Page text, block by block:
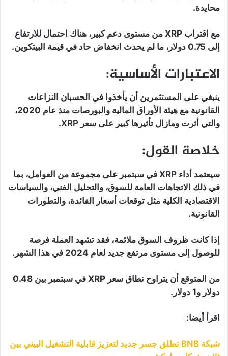
محايدة.
مع اقتراب XRP من مستوى دعم كبير، هناك احتمال للارتفاع
إلى 0.75 دولار، ما لم يحدث انخفاض حاد في قيمة البيتكوين.
الاعتبارات الأساسية:
ينبغي على المستثمرين أن يأخذوا في الحسبان النزاعات
القانونية مع هيئة الأوراق المالية والبورصات منذ عام 2020،
والتي أثرت ومازال تأثيرها كبير على سعر XRP
.
خلاصة القول:
سيعتمد أداء XRP في سبتمبر على مجموعة من العوامل، بما
في ذلك الاتجاهات العامة للسوق، والتحليل الفني، والسياسات
الاقتصادية الكلية مثل توقعات أسعار الفائدة، والتطورات
القانونية.
إذا كانت ظروف السوق ملائمة، فقد تشهد العملة فرصة
للوصول إلى مستوى مرتفع جديد لعام 2024 في هذا الشهر.
من المتوقع أن يتراوح نطاق سعر XRP في سبتمبر بين 0.48
دولار و1 دولار.
اقرأ أيضا:
شبكة BNB تطلق جسر جديد لتعزيز قابلية التشغيل البيني بين